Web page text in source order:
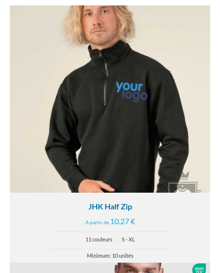
JHK Half Zip
À partir de 10.27 €
11 couleurs S - XL
Minimum: 10 unités